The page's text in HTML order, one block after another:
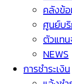
คลังข้
ศูนย์บ
ตัวแท
NEWS
การชำระเงิน